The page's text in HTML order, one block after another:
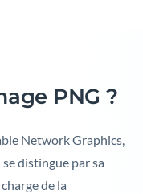
PNG ?
Network Graphics,
distingue par sa
de la